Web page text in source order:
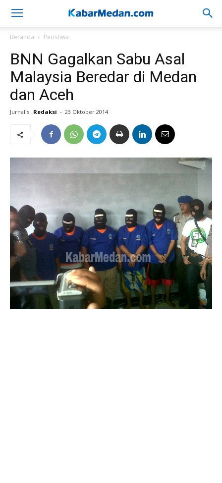
Beranda Peristiwa
BNN Gagalkan Sabu Asal
Malaysia Beredar di Medan
dan Aceh
Jurnalis: Redaksi - 23 Oktober 2014